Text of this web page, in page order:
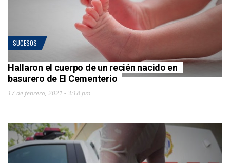
SUCESOS
Hallaron el cuerpo de un recién nacido en
basurero de El Cementerio
17 de febrero, 2021 - 3:18 pm